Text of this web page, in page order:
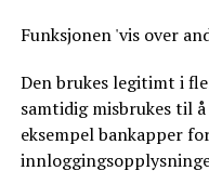
Funksjonen 'vis over
Den brukes legitimt i
samtidig misbrukes til
eksempel bankapper